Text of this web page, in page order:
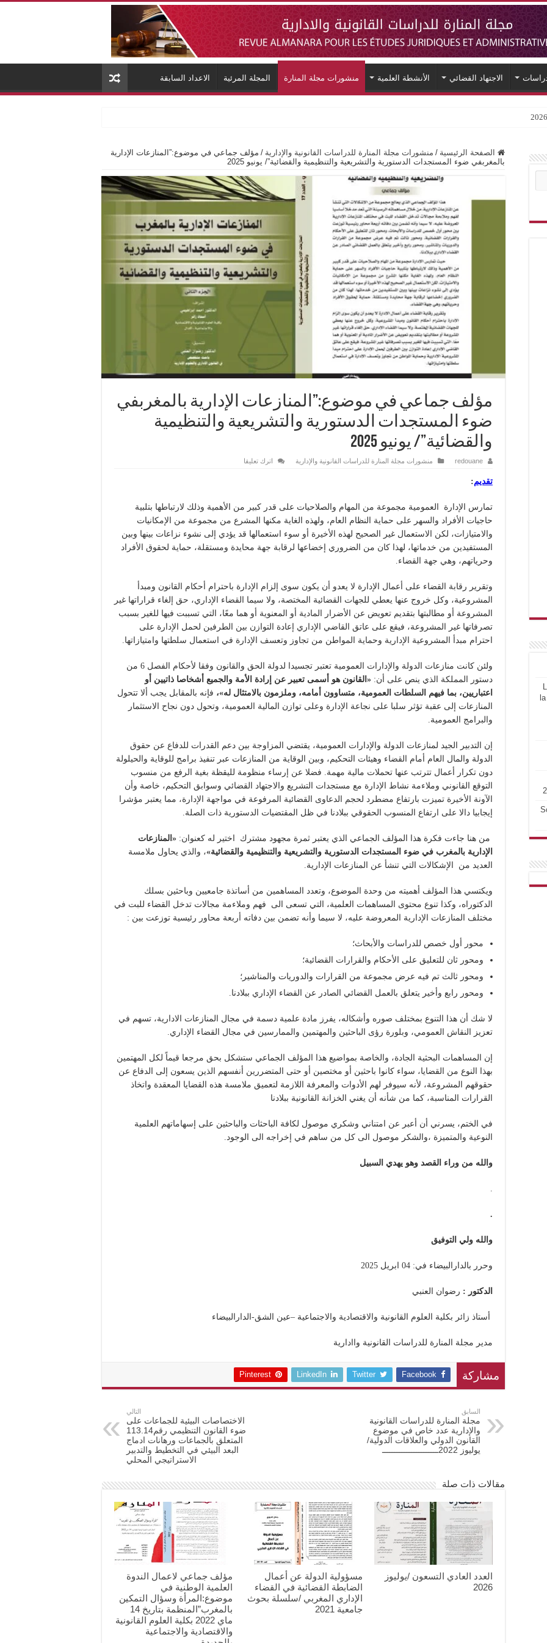
الاجتهاد القضائي الأنشطة العلمية منشورات مجلة المنارة المجلة المرئية الاعداد السابقة
الصفحة الرئيسية / منشورات مجلة المنارة للدراسات القانونية والإدارية / مؤلف جماعي في موضوع:”المنازعات الإدارية
بالمغربفي ضوء المستجدات الدستورية والتشريعية والتنظيمية والقضائية”/ يونيو 2025
مؤلف جماعي في موضوع:”المنازعات الإدارية بالمغربفي
ضوء المستجدات الدستورية والتشريعية والتنظيمية
والقضائية”/ يونيو 2025
redouane منشورات مجلة المنارة للدراسات القانونية والإدارية اترك تعليقا
تقديم:
تمارس الإدارة العمومية مجموعة من المهام والصلاحيات على قدر كبير من الأهمية وذلك لارتباطها بتلبية
حاجيات الأفراد والسهر على حماية النظام العام، ولهذه الغاية مكنها المشرع من مجموعة من الإمكانيات
والامتيازات، لكن الاستعمال غير الصحيح لهذه الأخيرة أو سوء استعمالها قد يؤدي إلى نشوء نزاعات بينها وبين
المستفيدين من خدماتها، لهذا كان من الضروري إخضاعها لرقابة جهة محايدة ومستقلة، حماية لحقوق الأفراد
وحرياتهم، وهي جهة القضاء.
وتقرير رقابة القضاء على أعمال الإدارة لا يعدو أن يكون سوى إلزام الإدارة باحترام أحكام القانون ومبدأ
المشروعية، وكل خروج عنها يعطي للجهات القضائية المختصة، ولا سيما القضاء الإداري، حق إلغاء قراراتها غير
المشروعة أو مطالبتها بتقديم تعويض عن الأضرار المادية أو المعنوية أو هما معًا، التي تسببت فيها للغير بسبب
تصرفاتها غير المشروعة، فيقع على عاتق القاضي الإداري إعادة التوازن بين الطرفين لحمل الإدارة على
احترام مبدأ المشروعية الإدارية وحماية المواطن من تجاوز وتعسف الإدارة في استعمال سلطتها وامتيازاتها.
ولئن كانت منازعات الدولة والإدارات العمومية تعتبر تجسيدا لدولة الحق والقانون وفقا لأحكام الفصل 6 من
دستور المملكة الذي ينص على أن: «القانون هو أسمى تعبير عن إرادة الأمة والجميع أشخاصا ذاتيين أو
اعتباريين، بما فيهم السلطات العمومية، متساوون أمامه، وملزمون بالامتثال له»، فإنه بالمقابل يجب ألا تتحول
المنازعات إلى عقبة تؤثر سلبا على نجاعة الإدارة وعلى توازن المالية العمومية، وتحول دون نجاح الاستثمار
والبرامج العمومية.
إن التدبير الجيد لمنازعات الدولة والإدارات العمومية، يقتضي المزاوجة بين دعم القدرات للدفاع عن حقوق
الدولة والمال العام أمام القضاء وهيئات التحكيم، وبين الوقاية من المنازعات عبر تنفيذ برامج للوقاية والحيلولة
دون تكرار أعمال تترتب عنها تحملات مالية مهمة. فضلا عن إرساء منظومة لليقظة بغية الرفع من منسوب
التوقع القانوني وملاءمة نشاط الإدارة مع مستجدات التشريع والاجتهاد القضائي وسوابق التحكيم، خاصة وأن
الآونة الأخيرة تميزت بارتفاع مضطرد لحجم الدعاوى القضائية المرفوعة في مواجهة الإدارة، مما يعتبر مؤشرا
إيجابيا دالا على ارتفاع المنسوب الحقوقي ببلادنا في ظل المقتضيات الدستورية ذات الصلة.
من هنا جاءت فكرة هذا المؤلف الجماعي الذي يعتبر ثمرة مجهود مشترك اختير له كعنوان: « المنازعات
الإدارية بالمغرب في ضوء المستجدات الدستورية والتشريعية والتنظيمية والقضائية»، والذي يحاول ملامسة
العديد من الإشكالات التي تنشأ عن المنازعات الإدارية.
ويكتسي هذا المؤلف أهميته من وحدة الموضوع، وتعدد المساهمين من أساتذة جامعيين وباحثين بسلك
الدكتوراه، وكذا تنوع محتوى المساهمات العلمية، التي تسعى الى فهم وملاءمة مجالات تدخل القضاء للبت في
مختلف المنازعات الإدارية المعروضة عليه، لا سيما وأنه تضمن بين دفاته أربعة محاور رئيسية توزعت بين :
محور أول خصص للدراسات والأبحاث؛
ومحور ثان للتعليق على الأحكام والقرارات القضائية؛
ومحور ثالث تم فيه عرض مجموعة من القرارات والدوريات والمناشير؛
ومحور رابع وأخير يتعلق بالعمل القضائي الصادر عن القضاء الإداري ببلادنا.
لا شك أن هذا التنوع بمختلف صوره وأشكاله، يفرز مادة علمية دسمة في مجال المنازعات الادارية، تسهم في
تعزيز النقاش العمومي، وبلورة رؤى الباحثين والمهتمين والممارسين في مجال القضاء الإداري.
إن المساهمات البحثية الجادة، والخاصة بمواضيع هذا المؤلف الجماعي ستشكل بحق مرجعا قيماً لكل المهتمين
بهذا النوع من القضايا، سواء كانوا باحثين أو مختصين أو حتى المتضررين أنفسهم الذين يسعون إلى الدفاع عن
حقوقهم المشروعة، لأنه سيوفر لهم الأدوات والمعرفة اللازمة لتعميق ملامسة هذه القضايا المعقدة واتخاذ
القرارات المناسبة، كما من شأنه أن يغني الخزانة القانونية ببلادنا
في الختم، يسرني أن أعبر عن امتناني وشكري موصول لكافة الباحثات والباحثين على إسهاماتهم العلمية
النوعية والمتميزة ،والشكر موصول الى كل من ساهم في إخراجه الى الوجود.
والله من وراء القصد وهو يهدي السبيل
.
والله ولي التوفيق
وحرر بالدارالبيضاء في: 04 ابريل 2025
الدكتور : رضوان العنبي
أستاذ زائر بكلية العلوم القانونية والاقتصادية والاجتماعية –عين الشق-الدارالبيضاء
مدير مجلة المنارة للدراسات القانونية واادارية
مشاركة Facebook
Twitter
LinkedIn
Pinterest
السابق
مجلة المنارة للدراسات القانونية
والإدارية عدد خاص في موضوع
القانون الدولي والعلاقات الدولية/
يوليوز 2022ـــــــــــــــــــــــ
التالي
الاختصاصات البيئية للجماعات على
ضوء القانون التنظيمي رقم113.14
المتعلق بالجماعات ورهانات ادماج
البعد البيئي في التخطيط والتدبير
الاستراتيجي المحلي
مقالات ذات صلة
العدد العادي التسعون /يوليوز
2026
مسؤولية الدولة عن أعمال
الضابطة القضائية في القضاء
الإداري المغربي /سلسلة بحوث
جامعية 2021
مؤلف جماعي لاعمال الندوة
العلمية الوطنية في
موضوع:المرأة وسؤال التمكين
بالمغرب”المنظمة بتاريخ 14
ماي 2022 بكلية العلوم القانونية
والاقتصادية والاجتماعية